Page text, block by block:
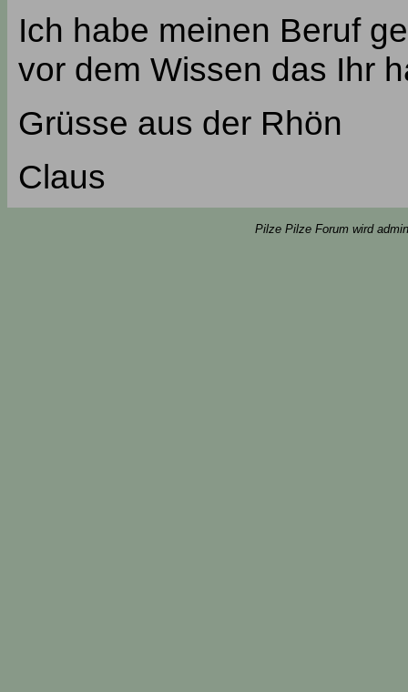
Ich habe meinen Beruf
vor dem Wissen das Ihr
Grüsse aus der Rhön
Claus
Pilze Pilze Forum wird